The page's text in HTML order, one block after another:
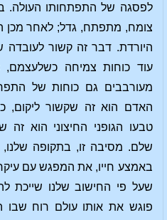
לפסגה של התפתחותו העולה.
צומח, מתפתח, גדל; לאחר מכן
היורדת. דבר זה קשור לעובדה
עוד כוחות צמיחה כשלעצמם,
מעורבבים גם כוחות של
האדם הוא זה שקשור ליקום,
טבעו הגופני החיצוני הוא
שלם. מסיבה זו, בתקופה
באמצע חייו, את המפגש עם
שעל פי החישוב שלנו שייכת
פוגש את אותו עולם רוח שבו